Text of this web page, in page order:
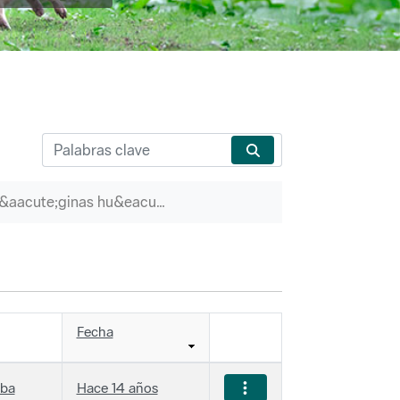
P&aacute;ginas hu&eacute;rfanas
Fecha
Hace 14 años